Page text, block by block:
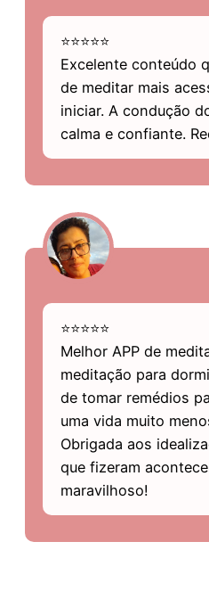
⭐⭐⭐⭐⭐
Excelente conteúdo
de meditar mais
iniciar. A condução
calma e confiante.
⭐⭐⭐⭐⭐
Melhor APP de
meditação para
de tomar remédios
uma vida muito
Obrigada aos
que fizeram
maravilhoso!